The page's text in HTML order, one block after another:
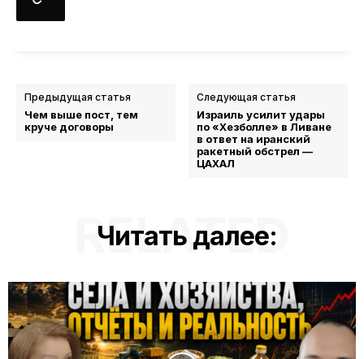
Предыдущая статья
Чем выше пост, тем
круче договоры
Следующая статья
Израиль усилит удары
по «Хезболле» в Ливане
в ответ на иранский
ракетный обстрел —
ЦАХАЛ
Читать далее:
RELATED